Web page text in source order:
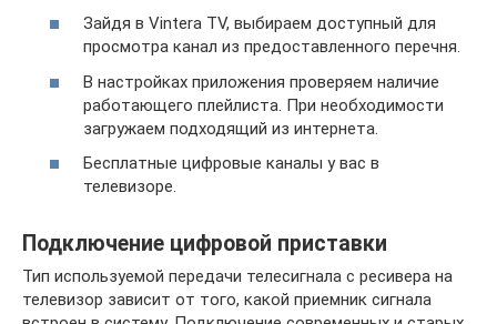
Зайдя в Vintera TV, выбираем доступный для
просмотра канал из предоставленного перечня.
В настройках приложения проверяем наличие
работающего плейлиста. При необходимости
загружаем подходящий из интернета.
Бесплатные цифровые каналы у вас в
телевизоре.
Подключение цифровой приставки
Тип используемой передачи телесигнала с ресивера на
телевизор зависит от того, какой приемник сигнала